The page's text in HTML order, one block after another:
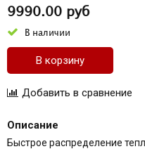
9990.00 руб
В наличии
В корзину
Описание
Быстрое распределение